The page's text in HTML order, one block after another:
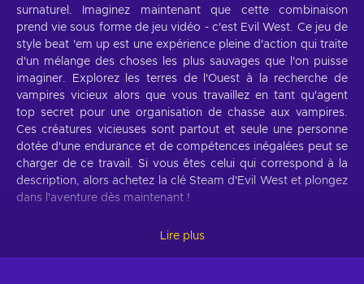
surnaturel. Imaginez maintenant que cette combinaison
prend vie sous forme de jeu vidéo - c'est Evil West. Ce jeu de
style beat 'em up est une expérience pleine d'action qui traite
d'un mélange des choses les plus sauvages que l'on puisse
imaginer. Explorez les terres de l'Ouest à la recherche de
vampires vicieux alors que vous travaillez en tant qu'agent
top secret pour une organisation de chasse aux vampires.
Ces créatures vicieuses sont partout et seule une personne
dotée d'une endurance et de compétences inégalées peut se
charger de ce travail. Si vous êtes celui qui correspond à la
description, alors achetez la clé Steam d'Evil West et plongez
dans l'aventure dès maintenant !
Caractéristiques de jeu de Evil West
Maintenant que les prémisses sont claires, il est temps de
Lire plus